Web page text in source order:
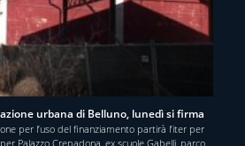
urbana di Belluno, lunedì si firma
per l’uso del finanziamento partirà l’iter per
Palazzo Crepadona, ex scuole Gabelli, parco